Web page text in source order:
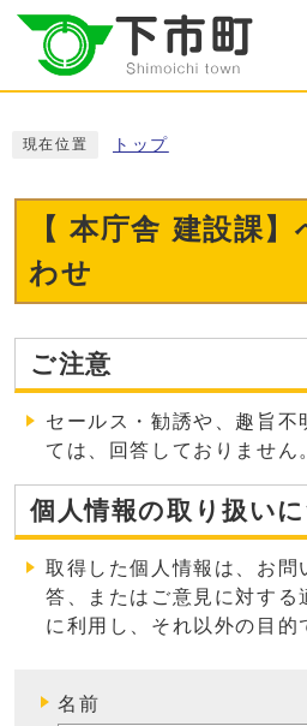
現在位置 トップ
【 本庁舎 建設課
わせ
ご注意
セールス・勧誘や、趣旨不
ては、回答しておりません
個人情報の取り扱い
取得した個人情報は、お問
答、またはご意見に対する
に利用し、それ以外の目的
名前